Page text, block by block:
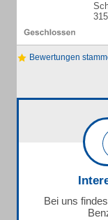
Bewertungen
Bei uns